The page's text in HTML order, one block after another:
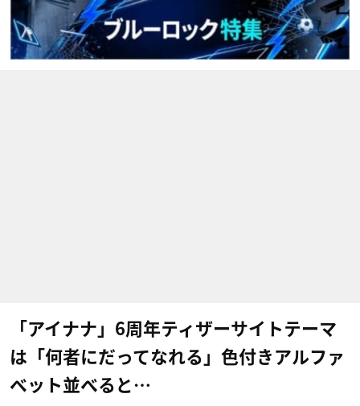
「アイナナ」6周年ティザーサイトテーマ
は「何者にだってなれる」色付きアルファ
ベット並べると…